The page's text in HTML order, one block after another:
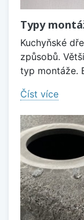
Typy
Kuchyňské
způsobů.
typ montáže.
Číst více